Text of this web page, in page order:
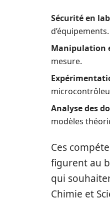
Sécurité en
d’équipements.
Manipulation
mesure.
Analyse des
modèles
Ces
figurent au
qui
Chimie et